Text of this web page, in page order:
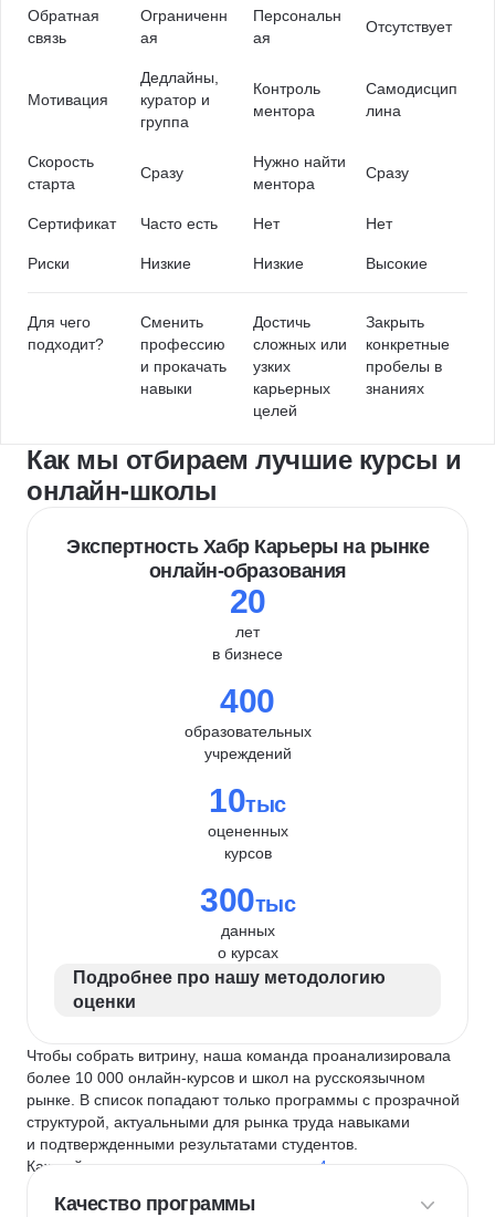
Обратная
связь
Ограниченн
ая
Персональн
ая
Отсутствует
Мотивация
Дедлайны,
куратор и
группа
Контроль
ментора
Самодисцип
лина
Скорость
старта
Сразу
Нужно найти
ментора
Сразу
Сертификат Часто есть Нет Нет
Риски Низкие Низкие Высокие
Для чего
подходит?
Сменить
профессию
и прокачать
навыки
Достичь
сложных или
узких
карьерных
целей
Закрыть
конкретные
пробелы в
знаниях
Как мы отбираем лучшие курсы и
онлайн-школы
Экспертность Хабр Карьеры на рынке
онлайн-образования
20
лет
в бизнесе
400
образовательных
учреждений
10тыс
оцененных
курсов
300тыс
данных
о курсах
Подробнее про нашу методологию
оценки
Чтобы собрать витрину, наша команда проанализировала
более 10 000 онлайн-курсов и школ на русскоязычном
рынке. В список попадают только программы с прозрачной
структурой, актуальными для рынка труда навыками
и подтвержденными результатами студентов.
Каждый курс и школу мы оцениваем по
4 критериям
Качество программы